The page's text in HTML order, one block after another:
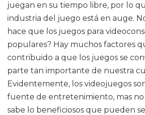
juegan en su tiempo libre, por lo
industria del juego está en auge.
hace que los juegos para
populares? Hay muchos factores
contribuido a que los juegos se
parte tan importante de nuestra
Evidentemente, los videojuegos
fuente de entretenimiento, mas
sabe lo beneficiosos que pueden